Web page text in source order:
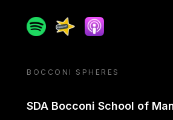
SpotifySpreakerApple podcast
BOCCONI SPHERES
SDA Bocconi School of